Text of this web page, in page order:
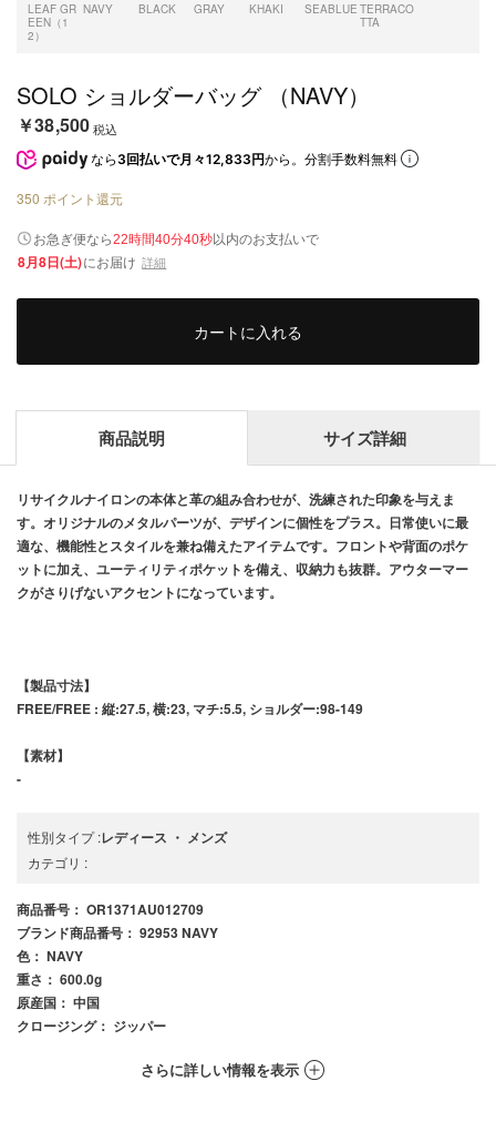
LEAF GR
EEN（1
2）
NAVY BLACK GRAY KHAKI SEABLUE TERRACO
TTA
SOLO ショルダーバッグ （NAVY）
￥38,500税込
なら 3回払いで月々12,833円から。分割手数料無料
350 ポイント還元
お急ぎ便なら22時間40分39秒以内のお支払いで
8月8日(土)にお届け 詳細
カートに入れる
商品説明 サイズ詳細
リサイクルナイロンの本体と革の組み合わせが、洗練された印象を与えま
す。オリジナルのメタルパーツが、デザインに個性をプラス。日常使いに最
適な、機能性とスタイルを兼ね備えたアイテムです。フロントや背面のポケ
ットに加え、ユーティリティポケットを備え、収納力も抜群。アウターマー
クがさりげないアクセントになっています。
【製品寸法】
FREE/FREE : 縦:27.5, 横:23, マチ:5.5, ショルダー:98-149
【素材】
-
性別タイプ:レディース ・ メンズ
カテゴリ :
商品番号 ： OR1371AU012709
ブランド商品番号 ： 92953 NAVY
色： NAVY
重さ ： 600.0g
原産国 ： 中国
クロージング： ジッパー
さらに詳しい情報を表示